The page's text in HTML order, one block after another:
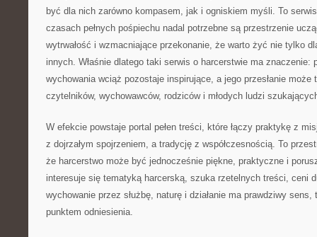
być dla nich zarówno kompasem, jak i ogniskiem myśli. To
czasach pełnych pośpiechu nadal potrzebne są przestrzenie
wytrwałość i wzmacniające przekonanie, że warto żyć nie tylko
innych. Właśnie dlatego taki serwis o harcerstwie ma znaczenie:
wychowania wciąż pozostaje inspirujące, a jego przesłanie
czytelników, wychowawców, rodziców i młodych ludzi
W efekcie powstaje portal pełen treści, które łączy praktykę z
z dojrzałym spojrzeniem, a tradycję z współczesnością. To
że harcerstwo może być jednocześnie piękne, praktyczne i
interesuje się tematyką harcerską, szuka rzetelnych treści, ceni
wychowanie przez służbę, naturę i działanie ma prawdziwy
punktem odniesienia.